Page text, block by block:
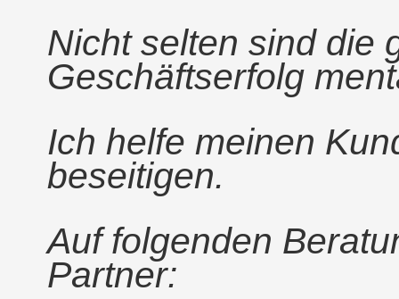
Nicht selten sind die
Geschäftserfolg
Ich helfe meinen
beseitigen.
Auf folgenden
Partner: